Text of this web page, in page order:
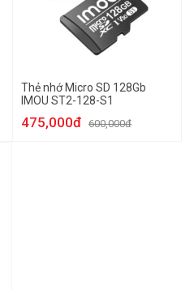
Thẻ nhớ Micro SD 128Gb
IMOU ST2-128-S1
475,000đ 600,000đ